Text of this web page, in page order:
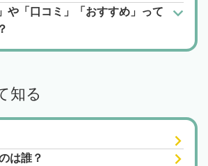
や「口コミ」「おすすめ」って
知る
は誰？